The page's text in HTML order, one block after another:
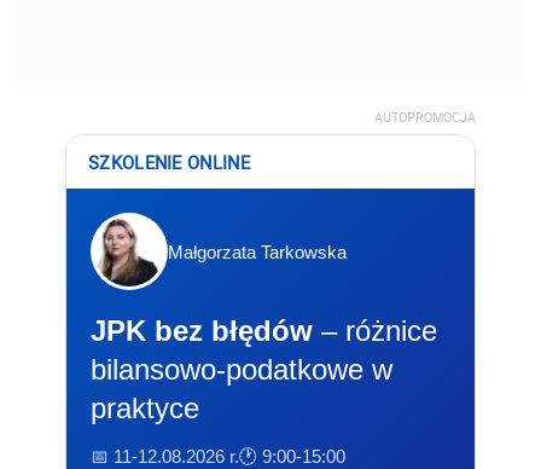
AUTOPROMOCJA
SZKOLENIE ONLINE
Małgorzata Tarkowska
JPK bez błędów – różnice
bilansowo-podatkowe w
praktyce
📅 11-12.08.2026 r.🕐 9:00-15:00